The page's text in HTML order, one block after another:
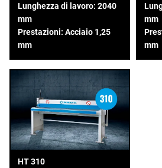
Lunghezza di lavoro: 2040
mm
Prestazioni: Acciaio 1,25
mm
mm
mm
HT 310